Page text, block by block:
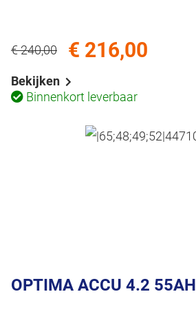
Bekijken
Binnenkort leverbaar
€ 240,00 € 216,00
OPTIMA ACCU 4.2 55AH